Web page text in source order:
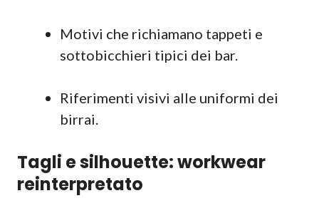
Motivi che richiamano tappeti e
sottobicchieri tipici dei bar.
Riferimenti visivi alle uniformi dei
birrai.
Tagli e silhouette: workwear
reinterpretato